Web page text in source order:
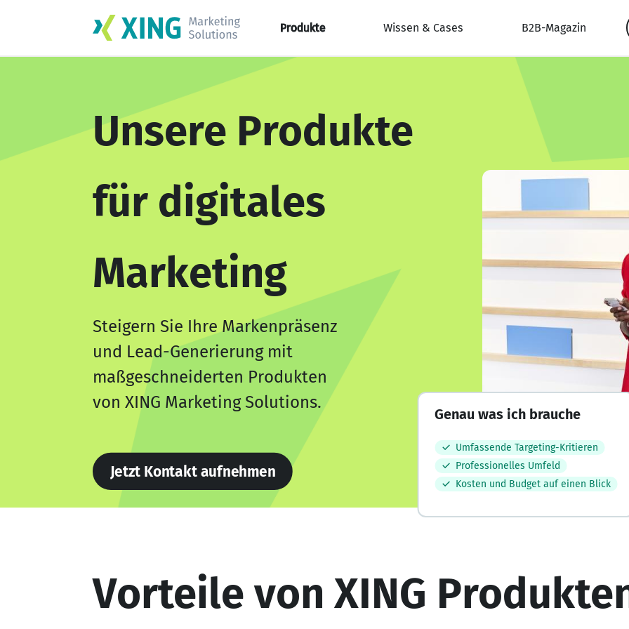
Produkte Wissen & Cases B2B-Magazin
Unsere Produkte
für digitales
Marketing
Steigern Sie Ihre Markenpräsenz
und Lead-Generierung mit
maßgeschneiderten Produkten
von XING Marketing Solutions.
Jetzt Kontakt aufnehmen
Genau was ich brauche
Umfassende Targeting-Kritieren
Professionelles Umfeld
Kosten und Budget auf einen Blick
Vorteile von XING